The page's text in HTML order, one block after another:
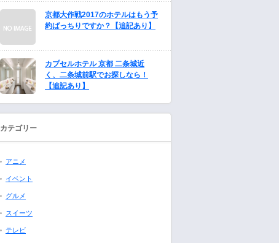
京都大作戦2017のホテルはもう予
約ばっちりですか？【追記あり】
カプセルホテル 京都 二条城近
く、二条城前駅でお探しなら！
【追記あり】
カテゴリー
アニメ
イベント
グルメ
スイーツ
テレビ